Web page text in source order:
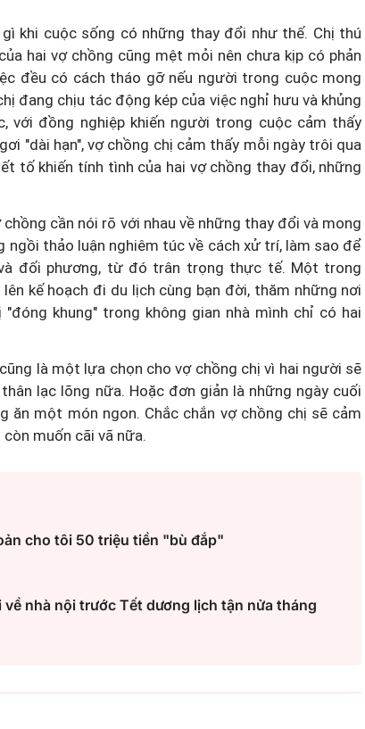
khi cuộc sống có những thay đổi như thế. Chị thú
hai vợ chồng cũng mệt mỏi nên chưa kịp có phản
đều có cách tháo gỡ nếu người trong cuộc mong
đang chịu tác động kép của việc nghỉ hưu và khủng
với đồng nghiệp khiến người trong cuộc cảm thấy
"dài hạn", vợ chồng chị cảm thấy mỗi ngày trôi qua
tố khiến tính tình của hai vợ chồng thay đổi, những
cần nói rõ với nhau về những thay đổi và mong
ngồi thảo luận nghiêm túc về cách xử trí, làm sao để
đối phương, từ đó trân trọng thực tế. Một trong
kế hoạch đi du lịch cùng bạn đời, thăm những nơi
khung" trong không gian nhà mình chỉ có hai
là một lựa chọn cho vợ chồng chị vì hai người sẽ
lạc lõng nữa. Hoặc đơn giản là những ngày cuối
ăn một món ngon. Chắc chắn vợ chồng chị sẽ cảm
muốn cãi vã nữa.
cho tôi 50 triệu tiền "bù đắp"
nhà nội trước Tết dương lịch tận nửa tháng